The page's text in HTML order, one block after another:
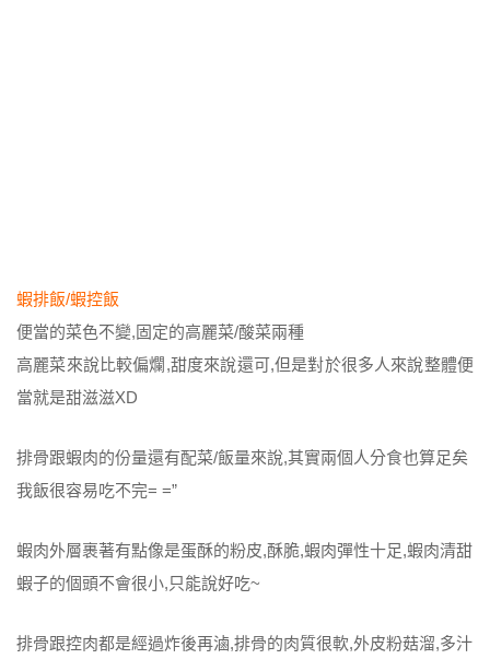
蝦排飯/蝦控飯
便當的菜色不變,固定的高麗菜/酸菜兩種
高麗菜來說比較偏爛,甜度來說還可,但是對於很多人來說整體便
當就是甜滋滋XD
排骨跟蝦肉的份量還有配菜/飯量來說,其實兩個人分食也算足矣
我飯很容易吃不完= =”
蝦肉外層裹著有點像是蛋酥的粉皮,酥脆,蝦肉彈性十足,蝦肉清甜
蝦子的個頭不會很小,只能說好吃~
排骨跟控肉都是經過炸後再滷,排骨的肉質很軟,外皮粉菇溜,多汁